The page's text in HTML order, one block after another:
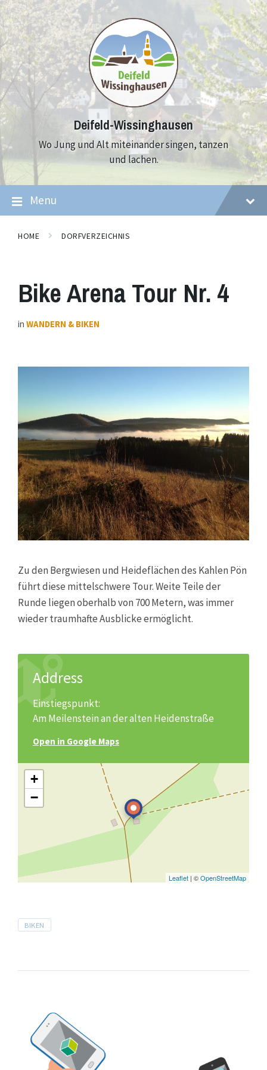
Skip
to
content
Skip
to
main
navigation
Skip
to
footer
Deifeld-Wissinghausen
Wo Jung und Alt miteinander singen, tanzen
und lachen.
Menu
HOME DORFVERZEICHNIS
Bike Arena Tour Nr. 4
in WANDERN & BIKEN
Zu den Bergwiesen und Heideflächen des Kahlen Pön
führt diese mittelschwere Tour. Weite Teile der
Runde liegen oberhalb von 700 Metern, was immer
wieder traumhafte Ausblicke ermöglicht.
Address
Einstiegspunkt:
Am Meilenstein an der alten Heidenstraße
Open in Google Maps
+
−
Leaflet | ©OpenStreetMap
Tags
BIKEN